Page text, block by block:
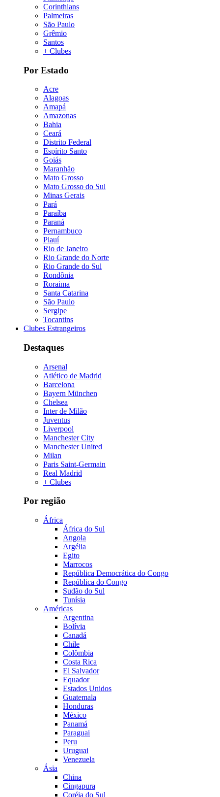
Corinthians
Palmeiras
São Paulo
Grêmio
Santos
+ Clubes
Por Estado
Acre
Alagoas
Amapá
Amazonas
Bahia
Ceará
Distrito Federal
Espírito Santo
Goiás
Maranhão
Mato Grosso
Mato Grosso do Sul
Minas Gerais
Pará
Paraíba
Paraná
Pernambuco
Piauí
Rio de Janeiro
Rio Grande do Norte
Rio Grande do Sul
Rondônia
Roraima
Santa Catarina
São Paulo
Sergipe
Tocantins
Clubes Estrangeiros
Destaques
Arsenal
Atlético de Madrid
Barcelona
Bayern München
Chelsea
Inter de Milão
Juventus
Liverpool
Manchester City
Manchester United
Milan
Paris Saint-Germain
Real Madrid
+ Clubes
Por região
África
África do Sul
Angola
Argélia
Egito
Marrocos
República Democrática do Congo
República do Congo
Sudão do Sul
Tunísia
Américas
Argentina
Bolívia
Canadá
Chile
Colômbia
Costa Rica
El Salvador
Equador
Estados Unidos
Guatemala
Honduras
México
Panamá
Paraguai
Peru
Uruguai
Venezuela
Ásia
China
Cingapura
Coréia do Sul